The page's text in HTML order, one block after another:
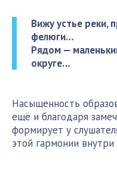
Вижу устье реки,
фелюги…
Рядом —
округе…
Насыщенность
ещё и благодаря
формирует у
этой гармонии внутри